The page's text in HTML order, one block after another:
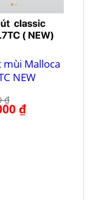
mùi Malloca
NEW
₫
₫Giá
hiện